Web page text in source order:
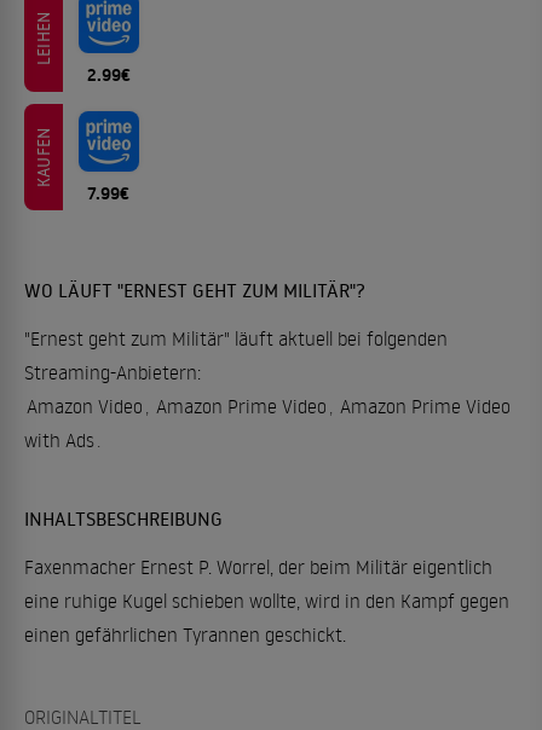
LEIHEN
2.99€
KAUFEN
7.99€
WO LÄUFT "ERNEST GEHT ZUM MILITÄR"?
"Ernest geht zum Militär" läuft aktuell bei folgenden
Streaming-Anbietern:
Amazon Video
Amazon Prime Video
Amazon Prime Video
with Ads
INHALTSBESCHREIBUNG
Faxenmacher Ernest P. Worrel, der beim Militär eigentlich
eine ruhige Kugel schieben wollte, wird in den Kampf gegen
einen gefährlichen Tyrannen geschickt.
ORIGINALTITEL